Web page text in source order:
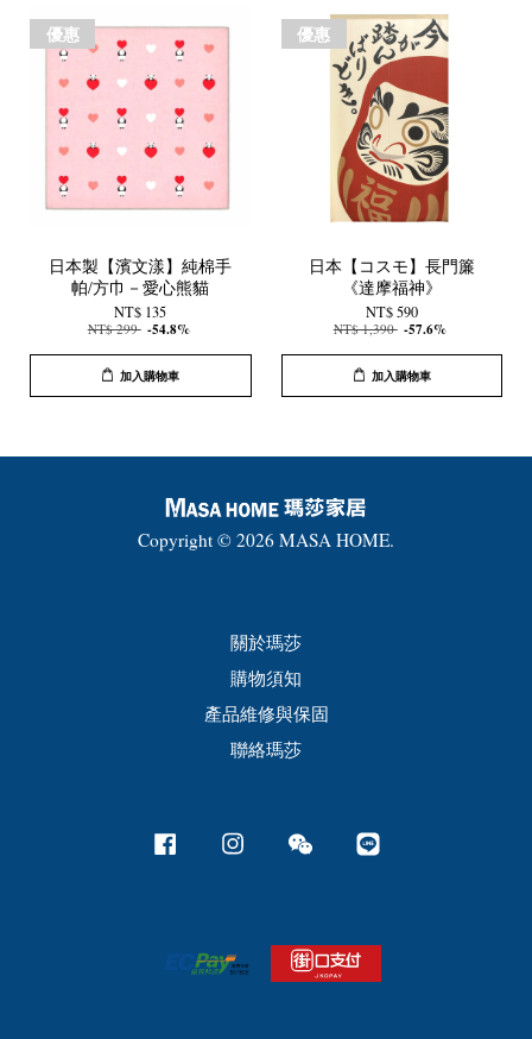
優惠
日本製【濱文漾】純棉手
帕/方巾－愛心熊貓
NT$ 135
NT$ 299 -54.8%
加入購物車
優惠
日本【コスモ】長門簾
《達摩福神》
NT$ 590
NT$ 1,390 -57.6%
加入購物車
Copyright © 2026 MASA HOME.
關於瑪莎
購物須知
產品維修與保固
聯絡瑪莎
Facebook Instagram Wechat